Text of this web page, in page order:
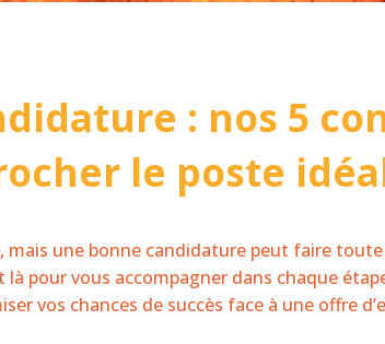
: nos 5
le poste
mais une bonne candidature peut faire
là pour vous accompagner dans chaque
vos chances de succès face à une offre